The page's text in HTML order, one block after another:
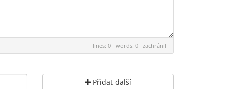
lines: 0 words: 0 zachránil
Přidat další